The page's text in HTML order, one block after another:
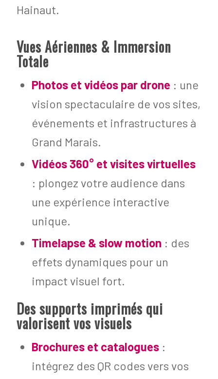
Hainaut.
Vues Aériennes & Immersion
Totale
Photos et vidéos par drone : une
vision spectaculaire de vos sites,
événements et infrastructures à
Grand Marais.
Vidéos 360° et visites virtuelles
: plongez votre audience dans
une expérience interactive
unique.
Timelapse & slow motion : des
effets dynamiques pour un
impact visuel fort.
Des supports imprimés qui
valorisent vos visuels
Brochures et catalogues:
intégrez des QR codes vers vos